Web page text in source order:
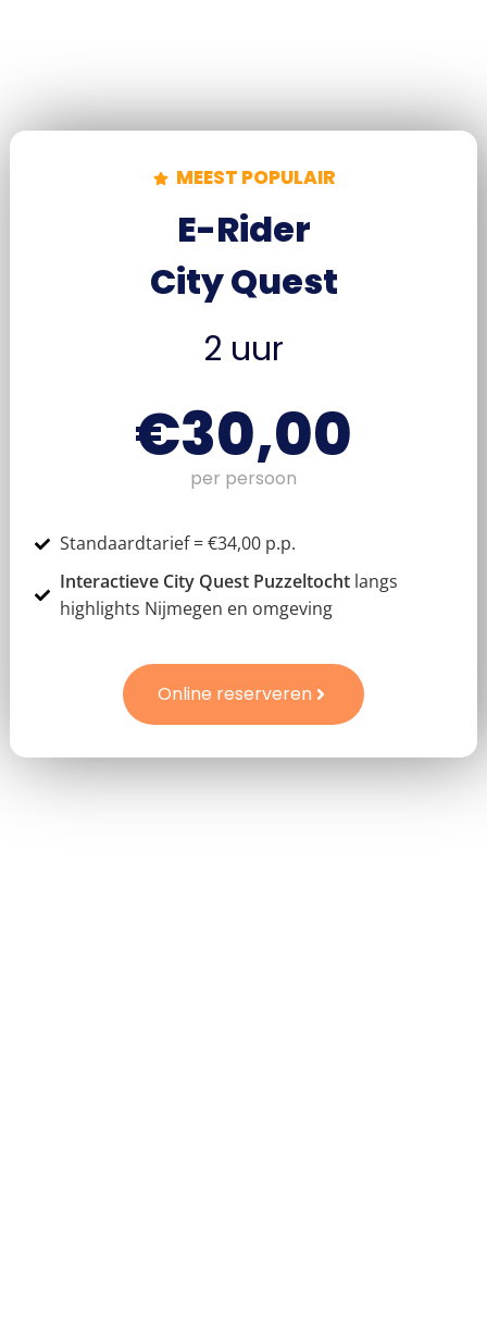
MEEST POPULAIR
E-Rider
City Quest
2 uur
€30,00
per persoon
Standaardtarief = €34,00 p.p.
Interactieve City Quest Puzzeltochtlangs
highlights Nijmegen en omgeving
Online reserveren